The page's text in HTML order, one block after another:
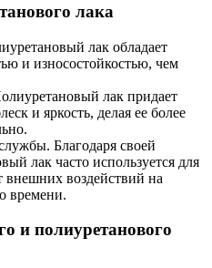
лака
лак обладает
и износостойкостью, чем
лак придает
и яркость, делая ее более
Благодаря своей
лак часто используется для
внешних воздействий на
времени.
и полиуретанового